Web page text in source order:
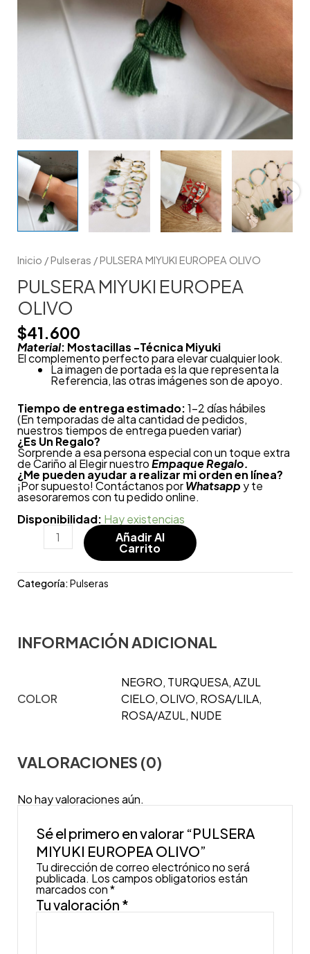
Inicio /Pulseras / PULSERA MIYUKI EUROPEA OLIVO
PULSERA MIYUKI EUROPEA
OLIVO
$41.600
Material: Mostacillas -Técnica Miyuki
El complemento perfecto para elevar cualquier look.
La imagen de portada es la que representa la
Referencia, las otras imágenes son de apoyo.
Tiempo de entrega estimado:1-2 días hábiles
(En temporadas de alta cantidad de pedidos,
nuestros tiempos de entrega pueden variar)
¿Es Un Regalo?
Sorprende a esa persona especial con un toque extra
de Cariño al Elegir nuestroEmpaque Regalo.
¿Me pueden ayudar a realizar mi orden en línea?
¡Por supuesto! Contáctanos porWhatsapp y te
asesoraremos con tu pedido online.
Disponibilidad: Hay existencias
Añadir Al
Carrito
Categoría:Pulseras
INFORMACIÓN ADICIONAL
COLOR
NEGRO, TURQUESA, AZUL
CIELO, OLIVO, ROSA/LILA,
ROSA/AZUL, NUDE
VALORACIONES (0)
No hay valoraciones aún.
Sé el primero en valorar “PULSERA
MIYUKI EUROPEA OLIVO”
Tu dirección de correo electrónico no será
publicada. Los campos obligatorios están
marcados con*
Tu valoración *